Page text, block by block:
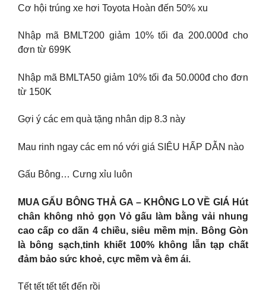
Cơ hội trúng xe hơi Toyota Hoàn đến 50% xu
Nhập mã BMLT200 giảm 10% tối đa 200.000đ cho
đơn từ 699K
Nhập mã BMLTA50 giảm 10% tối đa 50.000đ cho đơn
từ 150K
Gợi ý các em quà tặng nhân dịp 8.3 này
Mau rinh ngay các em nó với giá SIÊU HẤP DẪN nào
Gấu Bông… Cưng xỉu luôn
MUA GẤU BÔNG THẢ GA – KHÔNG LO VỀ GIÁ Hút
chân không nhỏ gọn Vỏ gấu làm bằng vải nhung
cao cấp co dãn 4 chiều, siêu mềm mịn. Bông Gòn
là bông sạch,tinh khiết 100% không lẫn tạp chất
đảm bảo sức khoẻ, cực mềm và êm ái.
Tết tết tết tết đến rồi